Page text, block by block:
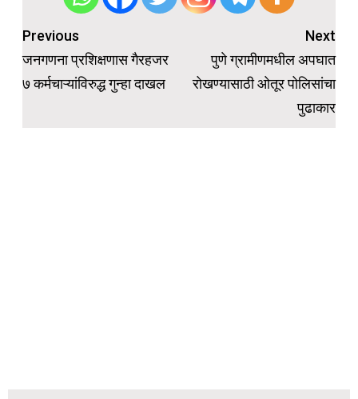
Post
navigation
Previous
जनगणना प्रशिक्षणास गैरहजर
७ कर्मचाऱ्यांविरुद्ध गुन्हा दाखल
Next
पुणे ग्रामीणमधील अपघात
रोखण्यासाठी ओतूर पोलिसांचा
पुढाकार